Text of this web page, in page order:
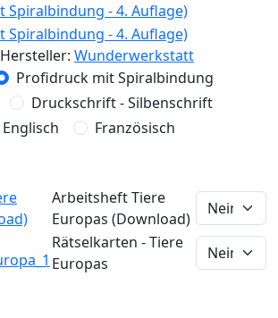
Hersteller: Wunderwerkstatt
Profidruck mit Spiralbindung
Druckschrift - Silbenschrift
Englisch
Französisch
Arbeitsheft Tiere
Europas (Download)
Rätselkarten - Tiere
Europas